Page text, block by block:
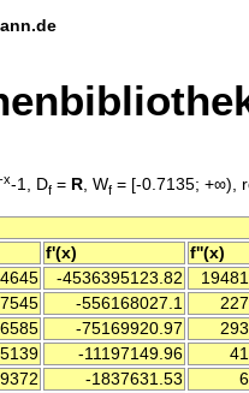
x-1, Df = R, Wf = [-0.7135; +∞),
f'(x) f''(x)
-4536395123.82
-556168027.1
-75169920.97
-11197149.96
-1837631.53